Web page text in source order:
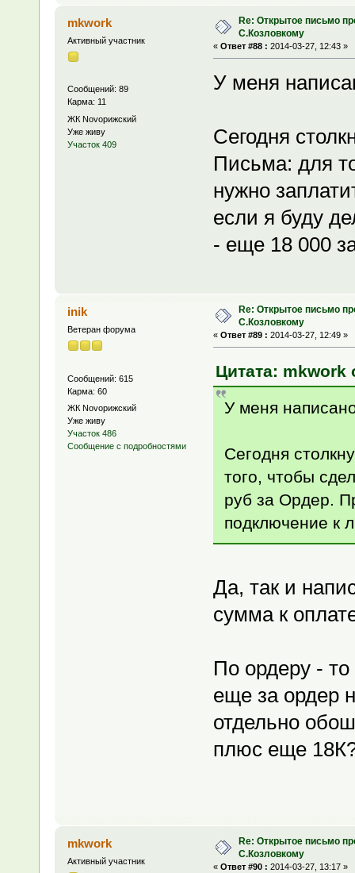
mkwork
Активный участник
Сообщений: 89
Карма: 11
ЖК Novoрижский
Уже живу
Участок 409
Re: Открытое письмо
С.Козловкому
« Ответ #88 : 2014-03-27, 12:43 »
У меня
Сегодня
Письма: для
нужно
если я буду
- еще 18 000
inik
Ветеран форума
Сообщений: 615
Карма: 60
ЖК Novoрижский
Уже живу
Участок 486
Сообщение с подробностями
Re: Открытое письмо
С.Козловкому
« Ответ #89 : 2014-03-27, 12:49 »
Цитата: mkwork
У меня
Сегодня
того, чтобы
руб за Ордер.
подключение к
Да, так и
сумма к
По ордеру -
еще за ордер
отдельно
плюс еще
mkwork
Активный участник
Re: Открытое письмо
С.Козловкому
« Ответ #90 : 2014-03-27, 13:17 »